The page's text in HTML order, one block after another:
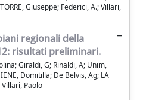
Giuseppe; Federici, A.; Villari,
regionali della
risultati preliminari.
Giraldi, G; Rinaldi, A; Unim,
Domitilla; De Belvis, Ag; LA
Villari, Paolo